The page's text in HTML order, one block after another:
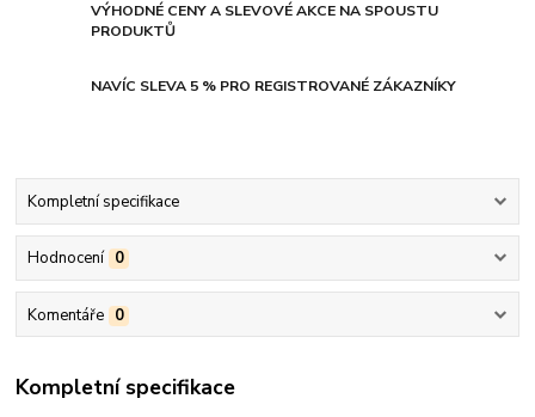
VÝHODNÉ CENY A SLEVOVÉ AKCE NA SPOUSTU
PRODUKTŮ
NAVÍC SLEVA 5 % PRO REGISTROVANÉ ZÁKAZNÍKY
Kompletní specifikace
Hodnocení 0
Komentáře 0
Kompletní specifikace